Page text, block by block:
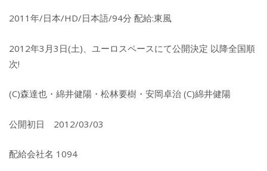
2011年/日本/HD/日本語/94分 配給:東風
2012年3月3日(土)、ユーロスペースにて公開決定 以降全国順
次!
(C)森達也・綿井健陽・松林要樹・安岡卓治 (C)綿井健陽
公開初日 2012/03/03
配給会社名 1094